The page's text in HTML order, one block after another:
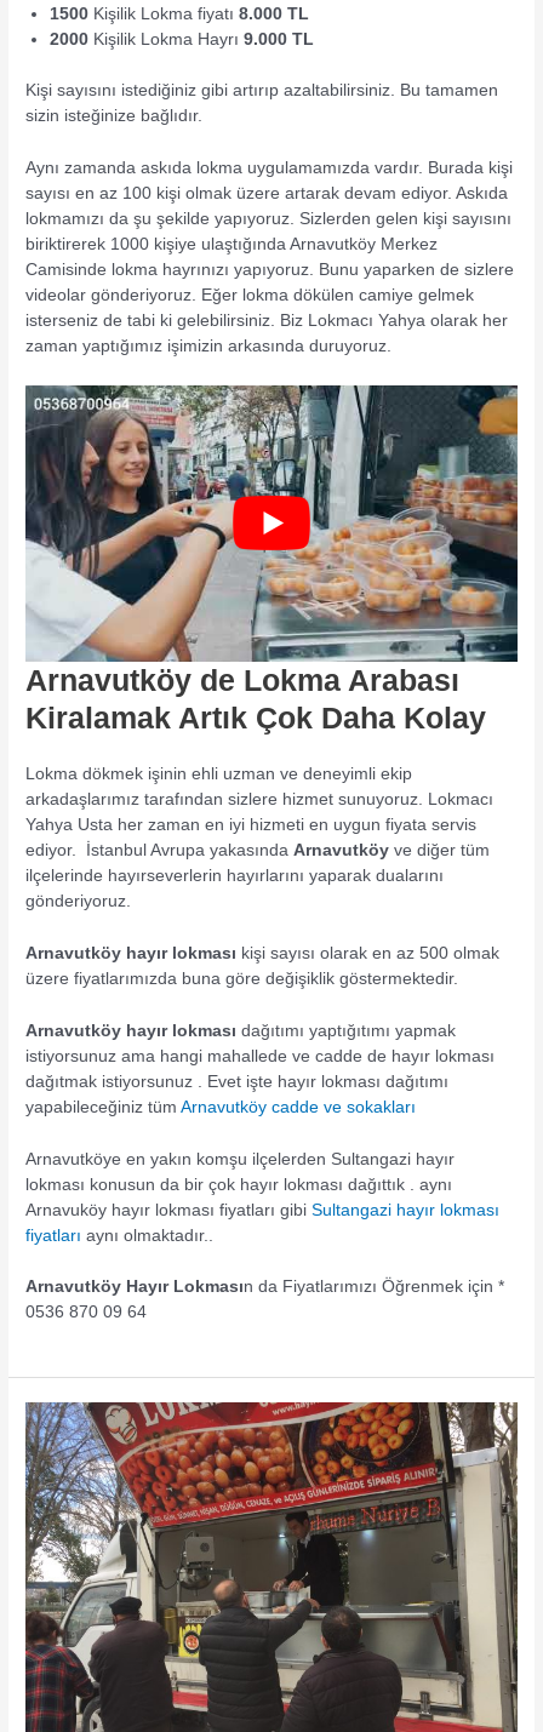
1500 Kişilik Lokma fiyatı8.000 TL
2000 Kişilik Lokma Hayrı9.000 TL
Kişi sayısını istediğiniz gibi artırıp azaltabilirsiniz. Bu tamamen
sizin isteğinize bağlıdır.
Aynı zamanda askıda lokma uygulamamızda vardır. Burada kişi
sayısı en az 100 kişi olmak üzere artarak devam ediyor. Askıda
lokmamızı da şu şekilde yapıyoruz. Sizlerden gelen kişi sayısını
biriktirerek 1000 kişiye ulaştığında Arnavutköy Merkez
Camisinde lokma hayrınızı yapıyoruz. Bunu yaparken de sizlere
videolar gönderiyoruz. Eğer lokma dökülen camiye gelmek
isterseniz de tabi ki gelebilirsiniz. Biz Lokmacı Yahya olarak her
zaman yaptığımız işimizin arkasında duruyoruz.
Arnavutköy de Lokma Arabası
Kiralamak Artık Çok Daha Kolay
Lokma dökmek işinin ehli uzman ve deneyimli ekip
arkadaşlarımız tarafından sizlere hizmet sunuyoruz. Lokmacı
Yahya Usta her zaman en iyi hizmeti en uygun fiyata servis
ediyor. İstanbul Avrupa yakasındaArnavutköy ve diğer tüm
ilçelerinde hayırseverlerin hayırlarını yaparak dualarını
gönderiyoruz.
Arnavutköy hayır lokması kişi sayısı olarak en az 500 olmak
üzere fiyatlarımızda buna göre değişiklik göstermektedir.
Arnavutköy hayır lokması dağıtımı yaptığıtımı yapmak
istiyorsunuz ama hangi mahallede ve cadde de hayır lokması
dağıtmak istiyorsunuz . Evet işte hayır lokması dağıtımı
yapabileceğiniz tümArnavutköy cadde ve sokakları
Arnavutköye en yakın komşu ilçelerden Sultangazi hayır
lokması konusun da bir çok hayır lokması dağıttık . aynı
Arnavuköy hayır lokması fiyatları gibiSultangazi hayır lokması
fiyatlarıaynı olmaktadır..
Arnavutköy Hayır Lokmasın da Fiyatlarımızı Öğrenmek için *
0536 870 09 64